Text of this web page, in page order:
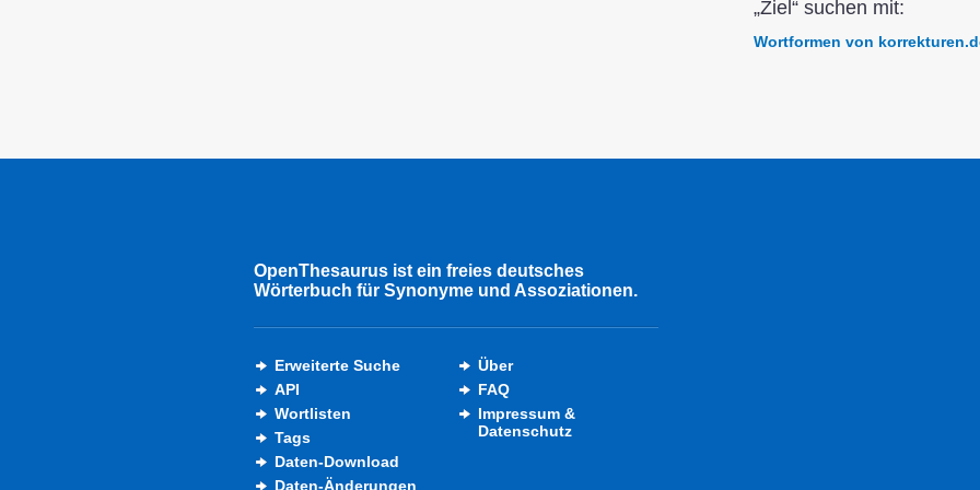
„Ziel“ suchen mit:
Wortformen von
OpenThesaurus ist ein freies deutsches
Wörterbuch für Synonyme und Assoziationen.
Erweiterte Suche
API
Wortlisten
Tags
Daten-Download
Daten-Änderungen
Über
FAQ
Impressum &
Datenschutz